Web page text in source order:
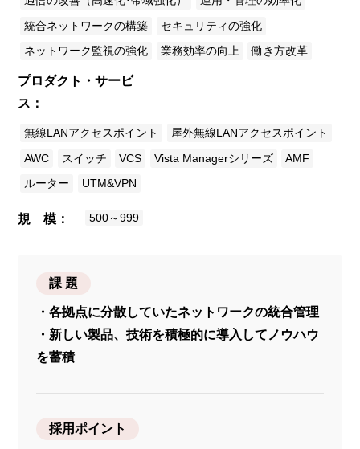
統合ネットワークの構築
セキュリティの強化
ネットワーク監視の強化
業務効率の向上 働き方改革
プロダクト・サービ
ス
無線LANアクセスポイント
屋外無線LANアクセスポイント
AWC
スイッチ VCS Vista Managerシリーズ
AMF
ルーター
UTM&VPN
規 模 500～999
課 題
・各拠点に分散していたネットワークの統合管理
・新しい製品、技術を積極的に導入してノウハウ
を蓄積
採用ポイント